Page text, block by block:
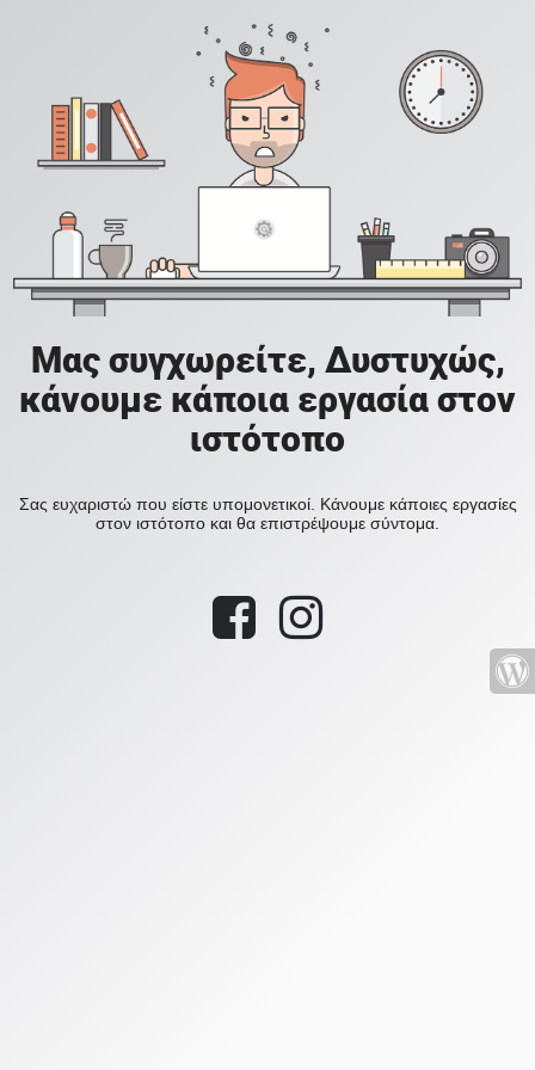
Μας συγχωρείτε, Δυστυχώς,
κάνουμε κάποια εργασία στον
ιστότοπο
Σας ευχαριστώ που είστε υπομονετικοί. Κάνουμε κάποιες εργασίες
στον ιστότοπο και θα επιστρέψουμε σύντομα.